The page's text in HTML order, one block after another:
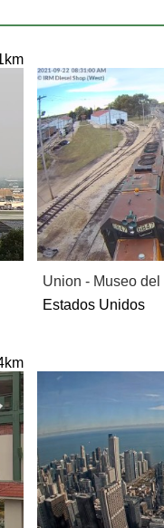
Union - Museo
Estados Unidos